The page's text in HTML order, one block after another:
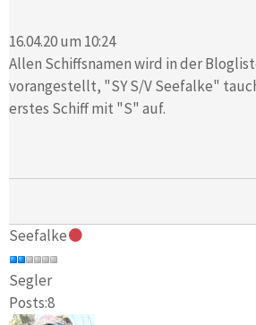
16.04.20 um 10:24
Allen Schiffsnamen wird in der
vorangestellt, "SY S/V Seefalke"
erstes Schiff mit "S" auf.
Seefalke
Segler
Posts:8